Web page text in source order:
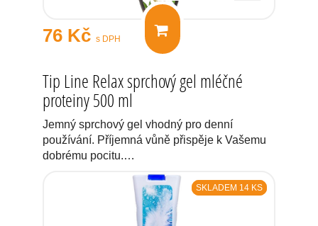
76 Kč s DPH
Tip Line Relax sprchový gel mléčné
proteiny 500 ml
Jemný sprchový gel vhodný pro denní
používání. Příjemná vůně přispěje k Vašemu
dobrému pocitu.…
SKLADEM 14 KS